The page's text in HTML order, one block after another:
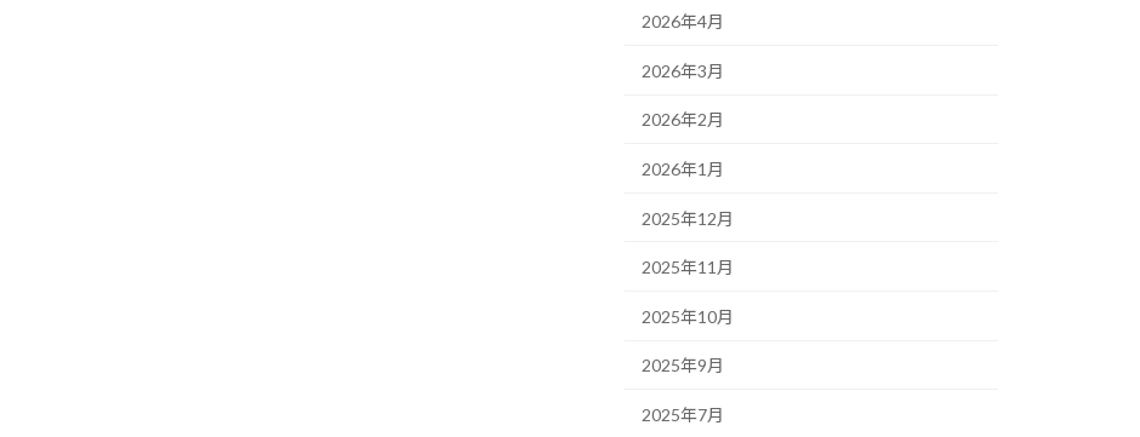
2026年4月
2026年3月
2026年2月
2026年1月
2025年12月
2025年11月
2025年10月
2025年9月
2025年7月